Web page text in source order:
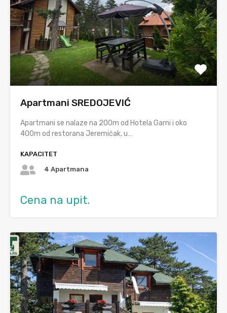
Apartmani SREDOJEVIĆ
Apartmani se nalaze na 200m od Hotela Garni i oko
400m od restorana Jeremičak, u…
KAPACITET
4 Apartmana
Cena na upit.